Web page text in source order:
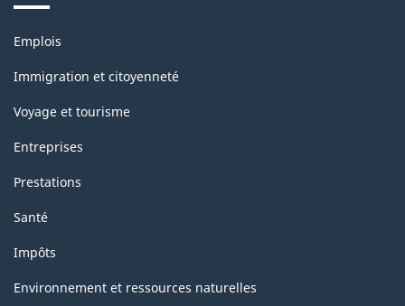
Thèmes
sujets
Emplois
Immigration et citoyenneté
Voyage et tourisme
Entreprises
Prestations
Santé
Impôts
Environnement et ressources naturelles